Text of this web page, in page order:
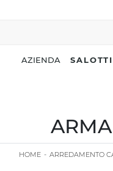
AZIENDA SALOTTI
HOME - ARREDAMENTO